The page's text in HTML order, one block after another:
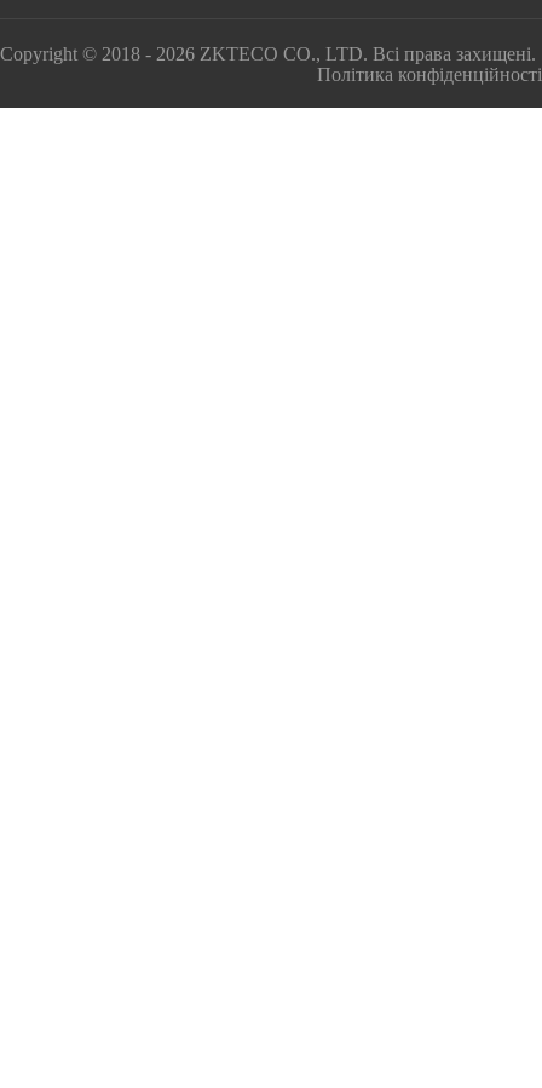
Copyright © 2018 - 2026 ZKTECO CO., LTD. Всі права захищені.
Політика конфіденційності